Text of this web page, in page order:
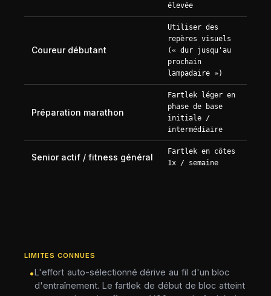
élevée
Coureur débutant
Utiliser des
repères visuels
(« dur jusqu'au
prochain
lampadaire »)
Préparation marathon
Fartlek léger en
phase de base
initiale /
intermédiaire
Senior actif / fitness général
Fartlek en côtes
1x / semaine
LIMITES CONNUES
•L'effort auto-sélectionné dérive au fil d'un bloc
d'entraînement. Le fartlek de début de bloc atteint